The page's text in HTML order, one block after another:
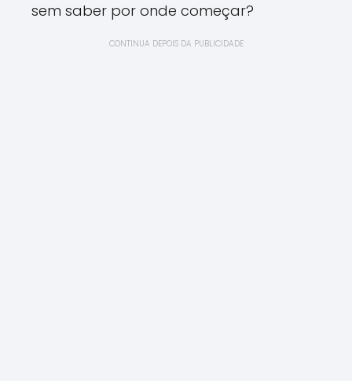
sem saber por onde começar?
CONTINUA DEPOIS DA PUBLICIDADE